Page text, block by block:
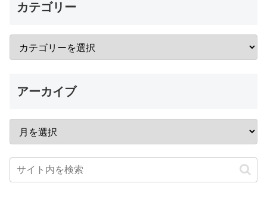
カテゴリー
アーカイブ